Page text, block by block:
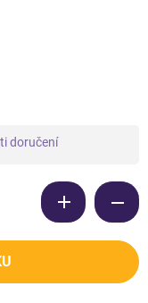
doručení